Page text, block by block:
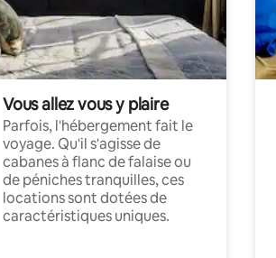
Vous allez vous y plaire
Parfois, l'hébergement fait le
voyage. Qu'il s'agisse de
cabanes à flanc de falaise ou
de péniches tranquilles, ces
locations sont dotées de
caractéristiques uniques.